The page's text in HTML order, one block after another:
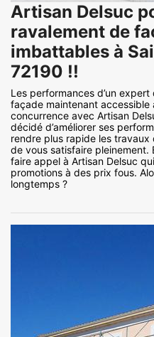
Artisan Delsuc
ravalement de
imbattables à
72190 !!
Les performances d’un
façade maintenant
concurrence avec Artisan
décidé d’améliorer ses
rendre plus rapide les
de vous satisfaire pleinement.
faire appel à Artisan Delsuc
promotions à des prix fous.
longtemps ?